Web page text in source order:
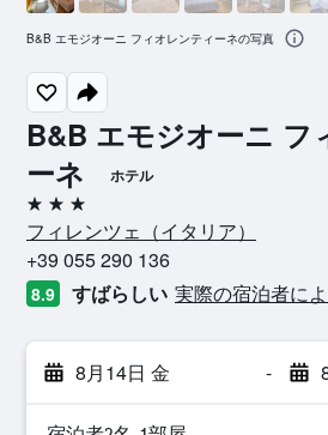
B&B エモジオーニ フ
ーネ
ホテル
3つ星
フィレンツェ​（イタリア​）​
+39 055 290 136
8.9 すばらしい 実際の宿泊者に
8月14日 金 -
B&B エモジオーニ フィオレンティーネの写真